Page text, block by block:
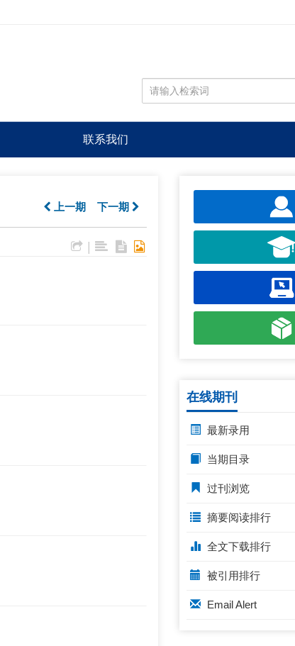
联系我们
上一期 下一期
在线期刊
最新录用
当期目录
过刊浏览
摘要阅读排行
全文下载排行
被引用排行
Email Alert